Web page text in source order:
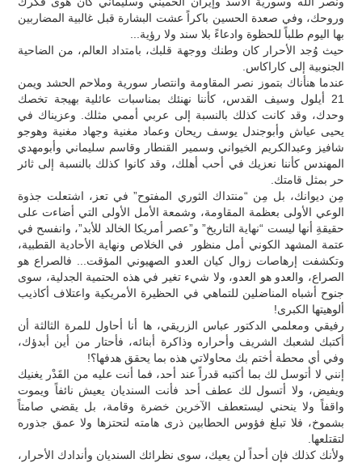
وروحك، وفي صعدة الحسين باكراً عشت البشارة قبل غالبية المضاربين
بها اليوم طلباً للحظوة وادعاءً بلا سند ولا رؤية...
حيث وُجد الأحرار كان وطنك ووجهة قلبك، بامتداد العالم، من الضاحية
الجنوبية إلى كاراكاس.
عندما هنأناك بتموز نصر المقاومة وانتصار سورية وملاحم الحشد ويمن
21 أيلول وسيف القدس، كأننا نهنئك بمناسبات عائلية بهيجة تخصك
وحدك، وقد كانت كذلك بالنسبة إلى عربي أممي مثلك. وعزيناك في
يحيى عياش وأبوجندل يوسف ريحان وعماد مغنية وجهاد مغنية وهوجو
شافيز وعبدالكريم الخيواني وسمير القنطار وقاسم سليماني وأبومهدي
المهندس كأننا نعزيك في أحب أهلك، وقد كانوا كذلك بالنسبة إلى ثائر
حر بمثل قامتك.
مِن ديوانك، بل مِن “منتداك الثوري المفتوح” في تعز، اشتعلت جذوة
الوعي الأولى بعظمة المقاومة، وشمعة الأمل الأولى التي أضاءت على
حقيقةِ أنها ليست “نهاية التاريخ” و”عصر أمريكا الخالد للأبد”، وانفسح في
عتمة المشهد الكوني أمل منظور في الخلاص ونهاية الأحادية القطبية،
وتكشفت إرهاصات زوال كيان العدو الصهيوني المؤقت... فالصراع هو
الصراع، والعدو هو العدو، ولا شيء تغير في هذه الحتمية الجدلية، سوى
جنوح أشباه المناضلين للتماهي في الحظيرة الأمريكية واعتلاف أكاذيب
ألوهيتها الكبرى!
رفيقي ومعلمي الدكتور عباس الزريقي، ها أنا أحاول للمرة الثالثة أن
أكتبك لشعبك الشريف وأحراره وذاكرة أبنائه، فأحتار من أين أبدؤك،
وفي أي محطة أختم بك محاولاتي هذه بما يحقق هدفها؟!
إنني لا أتوسل لك بما أكتبه قدراً عند أحد، فما أنت عليه من القَدْر يغنيك
ويفيض، ولا أتسول لك عطف أحد فأنت السنديان يعيش نائفاً ويموت
واقفاً ولا ينحني ليستعطف الآخرين خضرة وقامة، بل يقضي صامتاً
بشموخ، فلا تبلغ فؤوس الحطابين ذرى هامته لتحتزها ولا عمق جذوره
لتقتلعها.
ولأنك كذلك فإن أحداً لن يعيك، سوى نظرائك السنديان وأندادك الأحرار،